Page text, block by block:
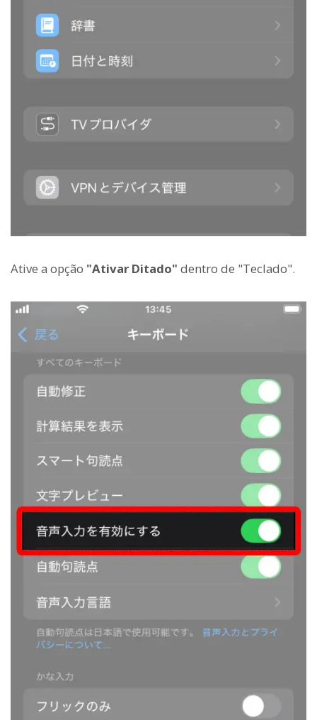
Ative a opção "Ativar Ditado" dentro de "Teclado".